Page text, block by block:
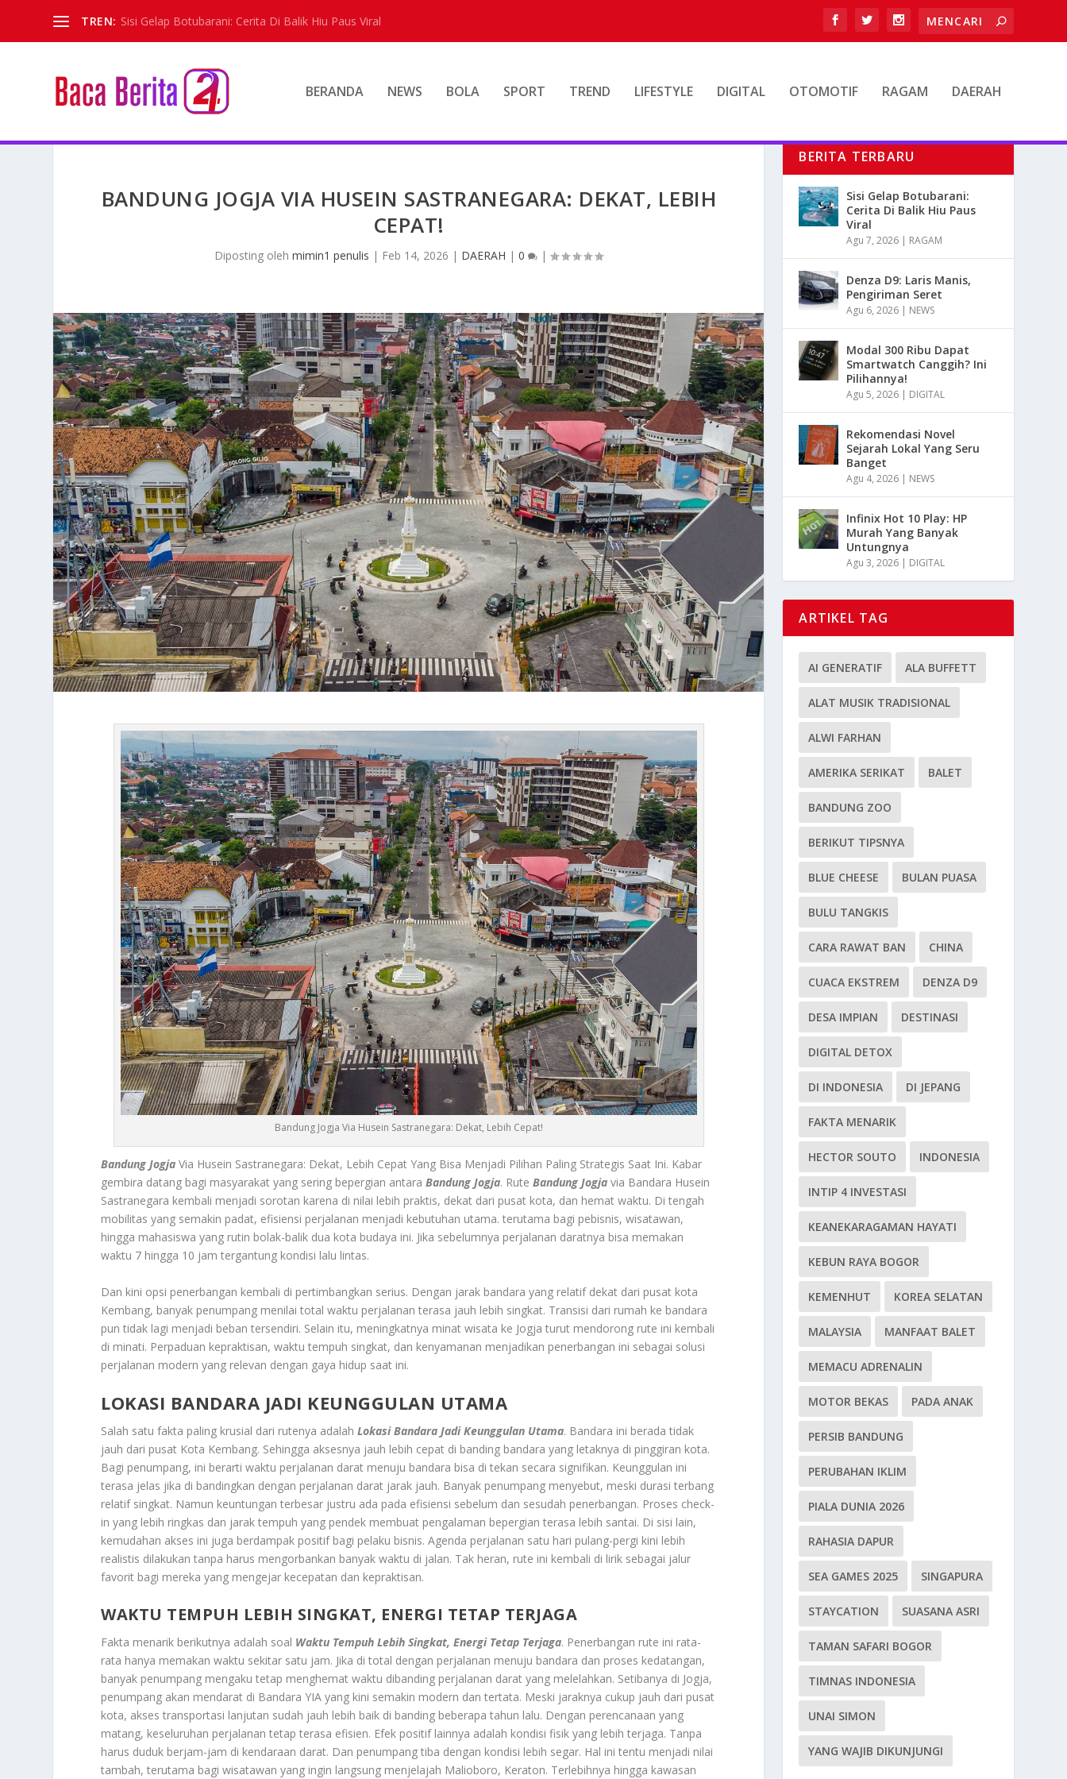
TREN: Sisi Gelap Botubarani: Cerita Di Balik Hiu Paus Viral
BERANDA NEWS BOLA SPORT TREND LIFESTYLE DIGITAL OTOMOTIF RAGAM DAERAH
BANDUNG JOGJA VIA HUSEIN SASTRANEGARA: DEKAT, LEBIH
CEPAT!
Diposting olehmimin1 penulis | Feb 14, 2026 | DAERAH |0 |
Bandung Jogja Via Husein Sastranegara: Dekat, Lebih Cepat!
Bandung Jogja Via Husein Sastranegara: Dekat, Lebih Cepat Yang Bisa Menjadi Pilihan Paling Strategis Saat Ini. Kabar
gembira datang bagi masyarakat yang sering bepergian antaraBandung Jogja. RuteBandung Jogja via Bandara Husein
Sastranegara kembali menjadi sorotan karena di nilai lebih praktis, dekat dari pusat kota, dan hemat waktu. Di tengah
mobilitas yang semakin padat, efisiensi perjalanan menjadi kebutuhan utama. terutama bagi pebisnis, wisatawan,
hingga mahasiswa yang rutin bolak-balik dua kota budaya ini. Jika sebelumnya perjalanan daratnya bisa memakan
waktu 7 hingga 10 jam tergantung kondisi lalu lintas.
Dan kini opsi penerbangan kembali di pertimbangkan serius. Dengan jarak bandara yang relatif dekat dari pusat kota
Kembang, banyak penumpang menilai total waktu perjalanan terasa jauh lebih singkat. Transisi dari rumah ke bandara
pun tidak lagi menjadi beban tersendiri. Selain itu, meningkatnya minat wisata ke Jogja turut mendorong rute ini kembali
di minati. Perpaduan kepraktisan, waktu tempuh singkat, dan kenyamanan menjadikan penerbangan ini sebagai solusi
perjalanan modern yang relevan dengan gaya hidup saat ini.
LOKASI BANDARA JADI KEUNGGULAN UTAMA
Salah satu fakta paling krusial dari rutenya adalahLokasi Bandara Jadi Keunggulan Utama. Bandara ini berada tidak
jauh dari pusat Kota Kembang. Sehingga aksesnya jauh lebih cepat di banding bandara yang letaknya di pinggiran kota.
Bagi penumpang, ini berarti waktu perjalanan darat menuju bandara bisa di tekan secara signifikan. Keunggulan ini
terasa jelas jika di bandingkan dengan perjalanan darat jarak jauh. Banyak penumpang menyebut, meski durasi terbang
relatif singkat. Namun keuntungan terbesar justru ada pada efisiensi sebelum dan sesudah penerbangan. Proses check-
in yang lebih ringkas dan jarak tempuh yang pendek membuat pengalaman bepergian terasa lebih santai. Di sisi lain,
kemudahan akses ini juga berdampak positif bagi pelaku bisnis. Agenda perjalanan satu hari pulang-pergi kini lebih
realistis dilakukan tanpa harus mengorbankan banyak waktu di jalan. Tak heran, rute ini kembali di lirik sebagai jalur
favorit bagi mereka yang mengejar kecepatan dan kepraktisan.
WAKTU TEMPUH LEBIH SINGKAT, ENERGI TETAP TERJAGA
Fakta menarik berikutnya adalah soal Waktu Tempuh Lebih Singkat, Energi Tetap Terjaga. Penerbangan rute ini rata-
rata hanya memakan waktu sekitar satu jam. Jika di total dengan perjalanan menuju bandara dan proses kedatangan,
banyak penumpang mengaku tetap menghemat waktu dibanding perjalanan darat yang melelahkan. Setibanya di Jogja,
penumpang akan mendarat di Bandara YIA yang kini semakin modern dan tertata. Meski jaraknya cukup jauh dari pusat
kota, akses transportasi lanjutan sudah jauh lebih baik di banding beberapa tahun lalu. Dengan perencanaan yang
matang, keseluruhan perjalanan tetap terasa efisien. Efek positif lainnya adalah kondisi fisik yang lebih terjaga. Tanpa
harus duduk berjam-jam di kendaraan darat. Dan penumpang tiba dengan kondisi lebih segar. Hal ini tentu menjadi nilai
tambah, terutama bagi wisatawan yang ingin langsung menjelajah Malioboro, Keraton. Terlebihnya hingga kawasan
BERITA TERBARU
Sisi Gelap Botubarani:
Cerita Di Balik Hiu Paus
Viral
Agu 7, 2026 | RAGAM
Denza D9: Laris Manis,
Pengiriman Seret
Agu 6, 2026 | NEWS
Modal 300 Ribu Dapat
Smartwatch Canggih? Ini
Pilihannya!
Agu 5, 2026 | DIGITAL
Rekomendasi Novel
Sejarah Lokal Yang Seru
Banget
Agu 4, 2026 | NEWS
Infinix Hot 10 Play: HP
Murah Yang Banyak
Untungnya
Agu 3, 2026 | DIGITAL
ARTIKEL TAG
AI GENERATIF ALA BUFFETT
ALAT MUSIK TRADISIONAL
ALWI FARHAN
AMERIKA SERIKAT BALET
BANDUNG ZOO
BERIKUT TIPSNYA
BLUE CHEESE BULAN PUASA
BULU TANGKIS
CARA RAWAT BAN CHINA
CUACA EKSTREM DENZA D9
DESA IMPIAN DESTINASI
DIGITAL DETOX
DI INDONESIA DI JEPANG
FAKTA MENARIK
HECTOR SOUTO INDONESIA
INTIP 4 INVESTASI
KEANEKARAGAMAN HAYATI
KEBUN RAYA BOGOR
KEMENHUT KOREA SELATAN
MALAYSIA MANFAAT BALET
MEMACU ADRENALIN
MOTOR BEKAS PADA ANAK
PERSIB BANDUNG
PERUBAHAN IKLIM
PIALA DUNIA 2026
RAHASIA DAPUR
SEA GAMES 2025 SINGAPURA
STAYCATION SUASANA ASRI
TAMAN SAFARI BOGOR
TIMNAS INDONESIA
UNAI SIMON
YANG WAJIB DIKUNJUNGI